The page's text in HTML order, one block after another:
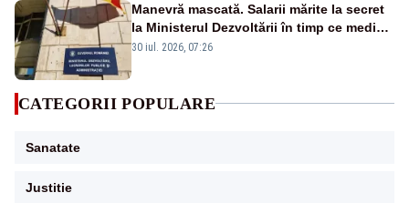
Manevră mascată. Salarii mărite la secret
la Ministerul Dezvoltării în timp ce medicii
ies în stradă
30 iul. 2026, 07:26
CATEGORII POPULARE
Sanatate
Justitie